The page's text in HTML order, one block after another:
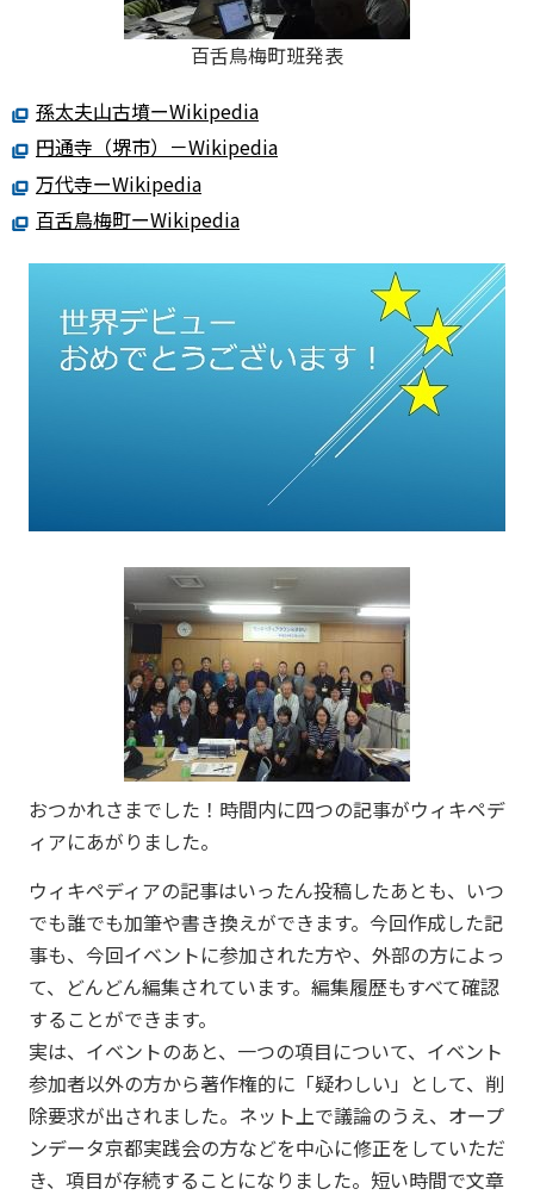
百舌鳥梅町班発表
孫太夫山古墳ーWikipedia
円通寺（堺市）－Wikipedia
万代寺ーWikipedia
百舌鳥梅町ーWikipedia
おつかれさまでした！時間内に四つの記事がウィキペデ
ィアにあがりました。
ウィキペディアの記事はいったん投稿したあとも、いつ
でも誰でも加筆や書き換えができます。今回作成した記
事も、今回イベントに参加された方や、外部の方によっ
て、どんどん編集されています。編集履歴もすべて確認
することができます。
実は、イベントのあと、一つの項目について、イベント
参加者以外の方から著作権的に「疑わしい」として、削
除要求が出されました。ネット上で議論のうえ、オープ
ンデータ京都実践会の方などを中心に修正をしていただ
き、項目が存続することになりました。短い時間で文章